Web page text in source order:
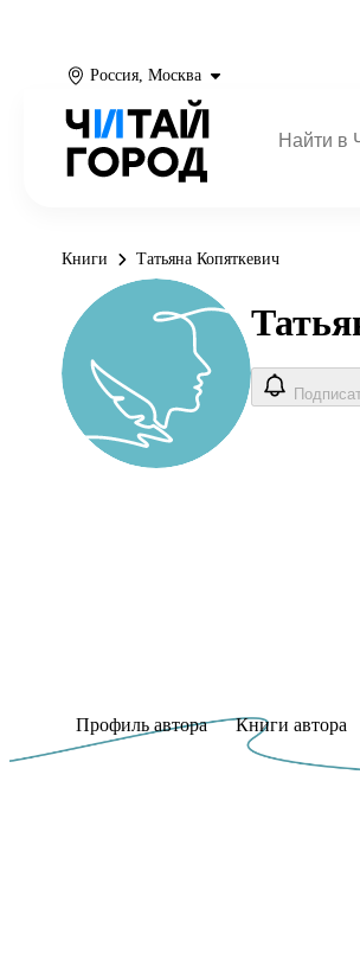
Россия, Москва
Книги Татьяна Копяткевич
Профиль автора Книги автора